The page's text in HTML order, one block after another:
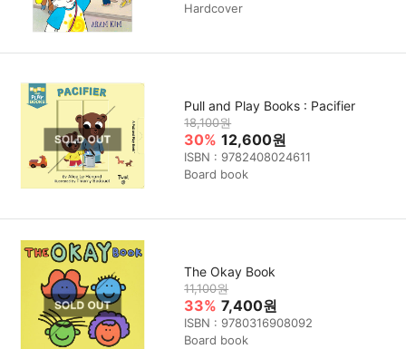
Hardcover
Pull and Play Books : Pacifier
18,100원
30% 12,600원
ISBN : 9782408024611
Board book
The Okay Book
11,100원
33% 7,400원
ISBN : 9780316908092
Board book